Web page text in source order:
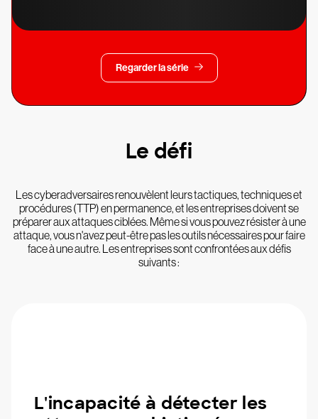
Regarder la série
Le défi
Les cyberadversaires renouvèlent leurs tactiques, techniques et
procédures (TTP) en permanence, et les entreprises doivent se
préparer aux attaques ciblées. Même si vous pouvez résister à une
attaque, vous n'avez peut-être pas les outils nécessaires pour faire
face à une autre. Les entreprises sont confrontées aux défis
suivants :
L'incapacité à détecter les